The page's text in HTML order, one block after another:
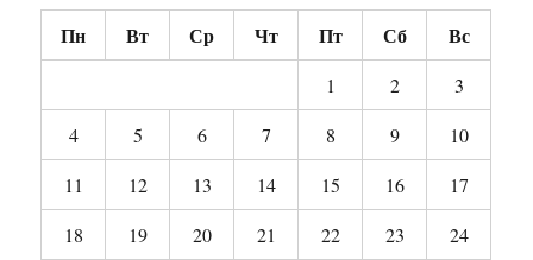
Пн Вт Ср Чт Пт Сб Вс
1 2
3
4
5 6 7 8 9
10
11
12 13 14 15 16
17
18
19 20 21 22 23
24